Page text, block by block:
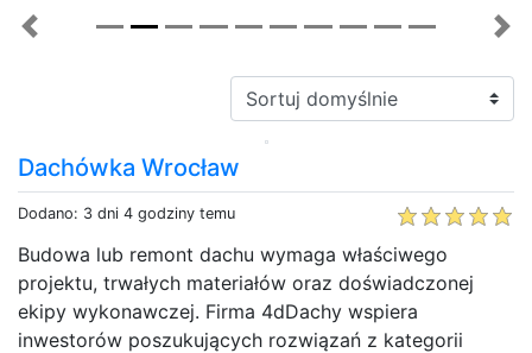
Sortuj:
Dachówka Wrocław
Dodano: 3 dni 4 godziny temu
Budowa lub remont dachu wymaga właściwego
projektu, trwałych materiałów oraz doświadczonej
ekipy wykonawczej. Firma 4dDachy wspiera
inwestorów poszukujących rozwiązań z kategorii